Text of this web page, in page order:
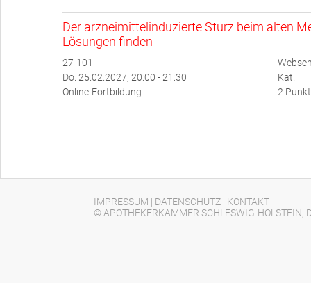
Der arzneimittelinduzierte Sturz beim alten
Lösungen finden
27-101
Do. 25.02.2027, 20:00 - 21:30
Online-Fortbildung
Kat.
2
IMPRESSUM | DATENSCHUTZ | KONTAKT
© APOTHEKERKAMMER SCHLESWIG-HOLSTEIN,